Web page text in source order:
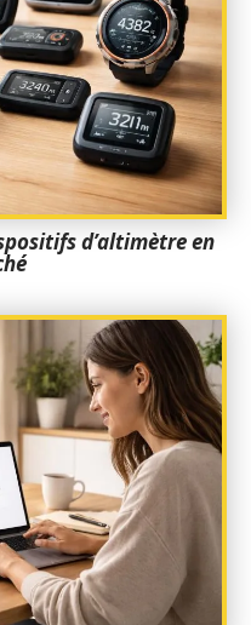
d’altimètre en